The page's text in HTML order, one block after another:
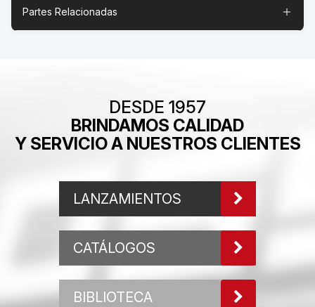
Partes Relacionadas
DESDE 1957
BRINDAMOS CALIDAD
Y SERVICIO A NUESTROS CLIENTES
LANZAMIENTOS
CATÁLOGOS
BIBLIOTECA